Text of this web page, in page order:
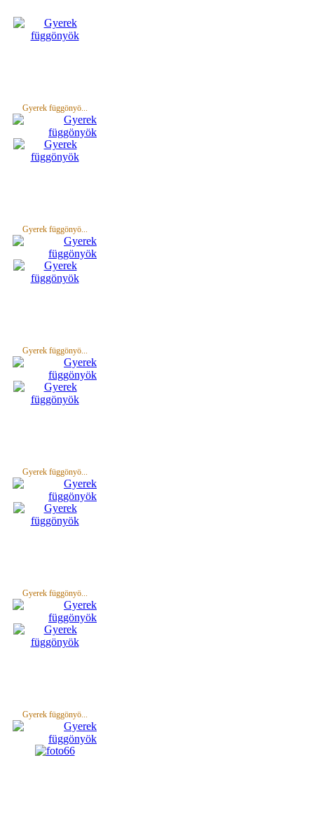
Gyerek függönyö...
Gyerek függönyö...
Gyerek függönyö...
Gyerek függönyö...
Gyerek függönyö...
Gyerek függönyö...